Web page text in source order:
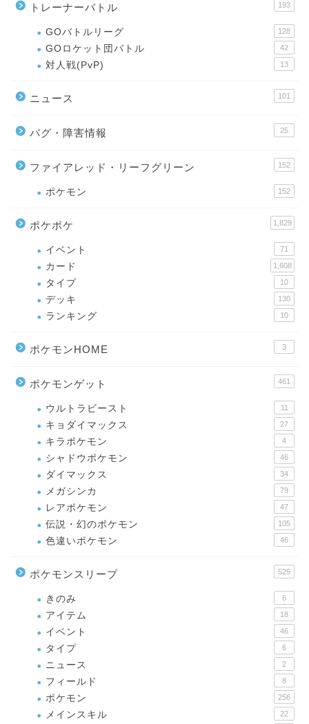
トレーナーバトル 193
GOバトルリーグ 128
GOロケット団バトル 42
対人戦(PvP) 13
ニュース 101
バグ・障害情報 25
ファイアレッド・リーフグリーン 152
ポケモン 152
ポケポケ 1,829
イベント 71
カード 1,608
タイプ 10
デッキ 130
ランキング 10
ポケモンHOME 3
ポケモンゲット 461
ウルトラビースト 11
キョダイマックス 27
キラポケモン 4
シャドウポケモン 46
ダイマックス 34
メガシンカ 79
レアポケモン 47
伝説・幻のポケモン 105
色違いポケモン 46
ポケモンスリープ 525
きのみ 6
アイテム 18
イベント 46
タイプ 6
ニュース 2
フィールド 8
ポケモン 256
メインスキル 22